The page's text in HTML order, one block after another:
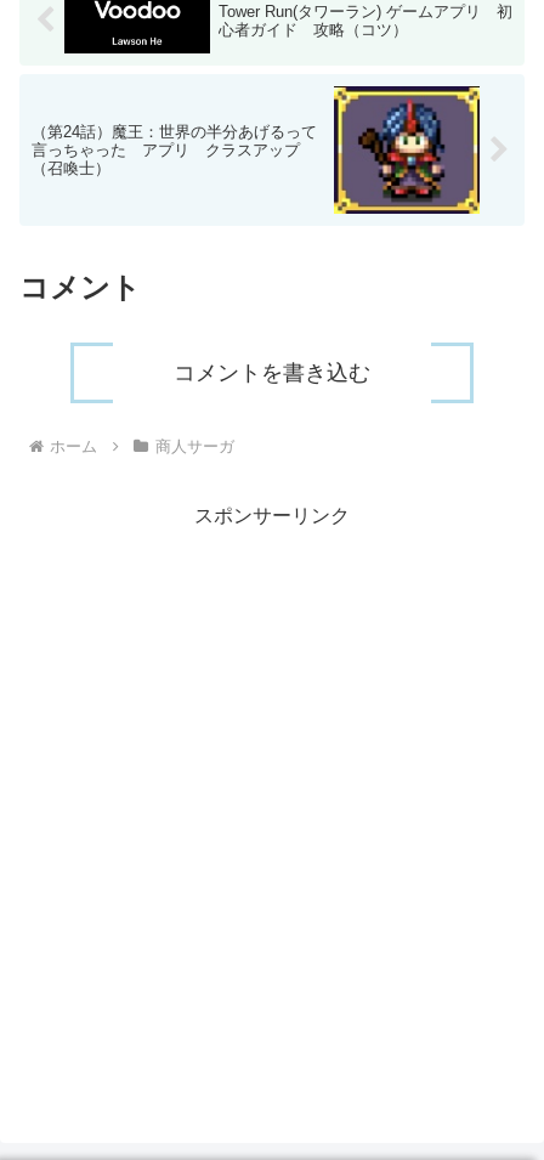
Tower Run(タワーラン) ゲームアプリ 初
心者ガイド 攻略（コツ）
（第24話）魔王：世界の半分あげるって
言っちゃった アプリ クラスアップ
（召喚士）
コメント
コメントを書き込む
ホーム 商人サーガ
スポンサーリンク